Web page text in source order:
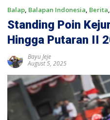
Balap Balapan Indonesia Berita
Standing Poin
Hingga Putaran II
Bayu Jeje
August 5, 2025